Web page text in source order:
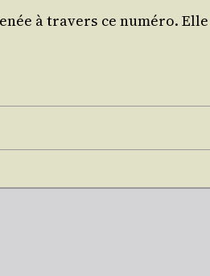
à tra­vers ce numé­ro.